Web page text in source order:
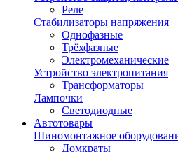
Реле
Стабилизаторы напряжения
Однофазные
Трёхфазные
Электромеханические
Устройство электропитания
Трансформаторы
Лампочки
Светодиодные
Автотовары
Шиномонтажное
Домкраты